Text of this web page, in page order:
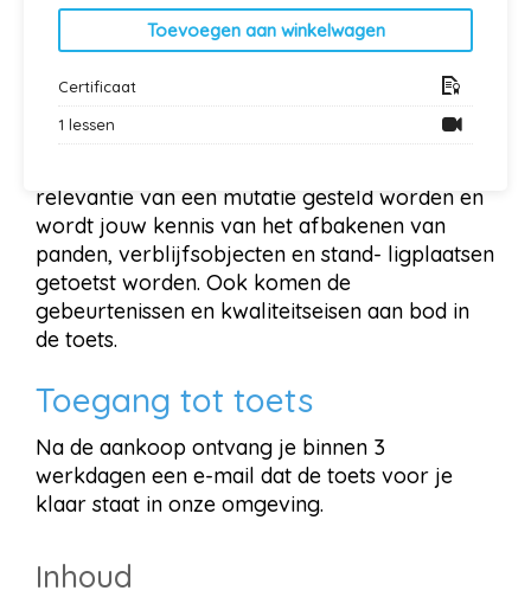
Toevoegen aan winkelwagen
Certificaat
1 lessen
maar deze niet heeft gehaald of een beter
resultaat wil behalen.
Alle onderwerpen vanuit BAG Basis deel 1
komen terug in de toets. Via deze manier kan
je jouw kennis toetsen of jouw BAG kennis
relevantie van een mutatie gesteld worden en
wordt jouw kennis van het afbakenen van
panden, verblijfsobjecten en stand- ligplaatsen
getoetst worden. Ook komen de
gebeurtenissen en kwaliteitseisen aan bod in
de toets.
Toegang tot toets
Na de aankoop ontvang je binnen 3
werkdagen een e-mail dat de toets voor je
klaar staat in onze omgeving.
Inhoud